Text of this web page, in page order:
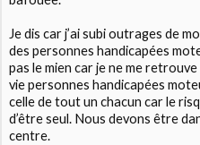
Je dis car j’ai subi outrages de
des personnes handicapées
pas le mien car je ne me
vie personnes handicapées
celle de tout un chacun car le
d’être seul. Nous devons être
centre.